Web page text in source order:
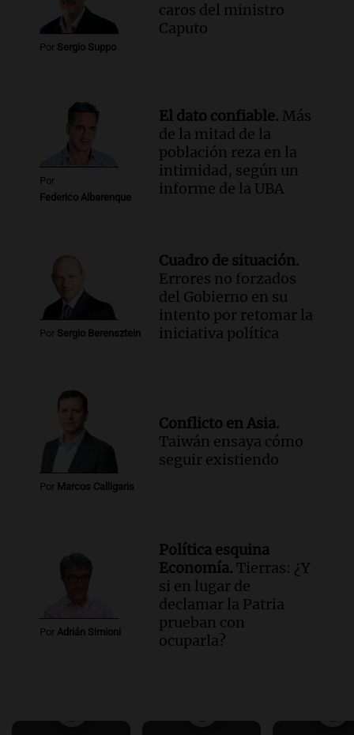
compras de Antonella: bromas en
Rosario.
Ahora país
compras de Antonella: bromas en
Rosario.
Viva la Radio Rosario
Episodios
Audio.Luciano Cáceres llega a Córdoba a
Por Sergio Suppo
caros del ministro
Caputo
Por
Federico Albarenque
El dato confiable. Más
de la mitad de la
población reza en la
intimidad, según un
informe de la UBA
Por Sergio Berensztein
Cuadro de situación.
Errores no forzados
del Gobierno en su
intento por retomar la
iniciativa política
Por Marcos Calligaris
Conflicto en Asia.
Taiwán ensaya cómo
seguir existiendo
Por Adrián Simioni
Política esquina
Economía. Tierras: ¿Y
si en lugar de
declamar la Patria
prueban con
ocuparla?